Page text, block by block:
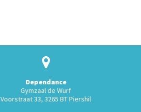
Dependance
Gymzaal de Wurf
Voorstraat 33, 3265 BT Piershil